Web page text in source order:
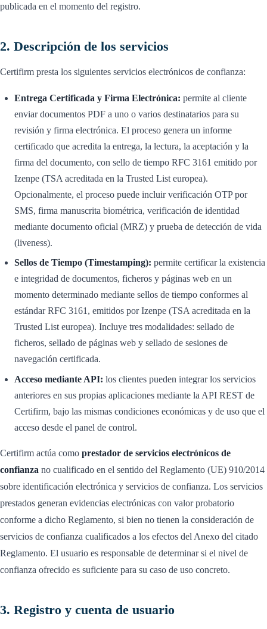
publicada en el momento del registro.
2. Descripción de los servicios
Certifirm presta los siguientes servicios electrónicos de confianza:
Entrega Certificada y Firma Electrónica: permite al cliente
enviar documentos PDF a uno o varios destinatarios para su
revisión y firma electrónica. El proceso genera un informe
certificado que acredita la entrega, la lectura, la aceptación y la
firma del documento, con sello de tiempo RFC 3161 emitido por
Izenpe (TSA acreditada en la Trusted List europea).
Opcionalmente, el proceso puede incluir verificación OTP por
SMS, firma manuscrita biométrica, verificación de identidad
mediante documento oficial (MRZ) y prueba de detección de vida
(liveness).
Sellos de Tiempo (Timestamping): permite certificar la existencia
e integridad de documentos, ficheros y páginas web en un
momento determinado mediante sellos de tiempo conformes al
estándar RFC 3161, emitidos por Izenpe (TSA acreditada en la
Trusted List europea). Incluye tres modalidades: sellado de
ficheros, sellado de páginas web y sellado de sesiones de
navegación certificada.
Acceso mediante API: los clientes pueden integrar los servicios
anteriores en sus propias aplicaciones mediante la API REST de
Certifirm, bajo las mismas condiciones económicas y de uso que el
acceso desde el panel de control.
Certifirm actúa como prestador de servicios electrónicos de
confianza no cualificado en el sentido del Reglamento (UE) 910/2014
sobre identificación electrónica y servicios de confianza. Los servicios
prestados generan evidencias electrónicas con valor probatorio
conforme a dicho Reglamento, si bien no tienen la consideración de
servicios de confianza cualificados a los efectos del Anexo del citado
Reglamento. El usuario es responsable de determinar si el nivel de
confianza ofrecido es suficiente para su caso de uso concreto.
3. Registro y cuenta de usuario